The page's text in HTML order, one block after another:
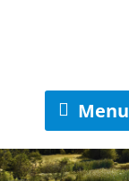
Menu